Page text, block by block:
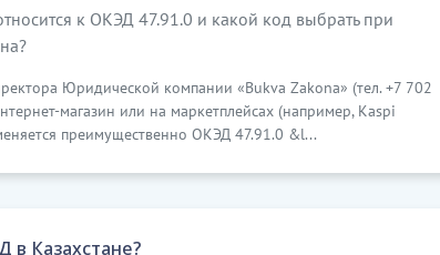
к ОКЭД 47.91.0 и какой код выбрать при
Юридической компании «Bukva Zakona» (тел. +7 702
магазин или на маркетплейсах (например, Kaspi
преимущественно ОКЭД 47.91.0 &l...
в Казахстане?